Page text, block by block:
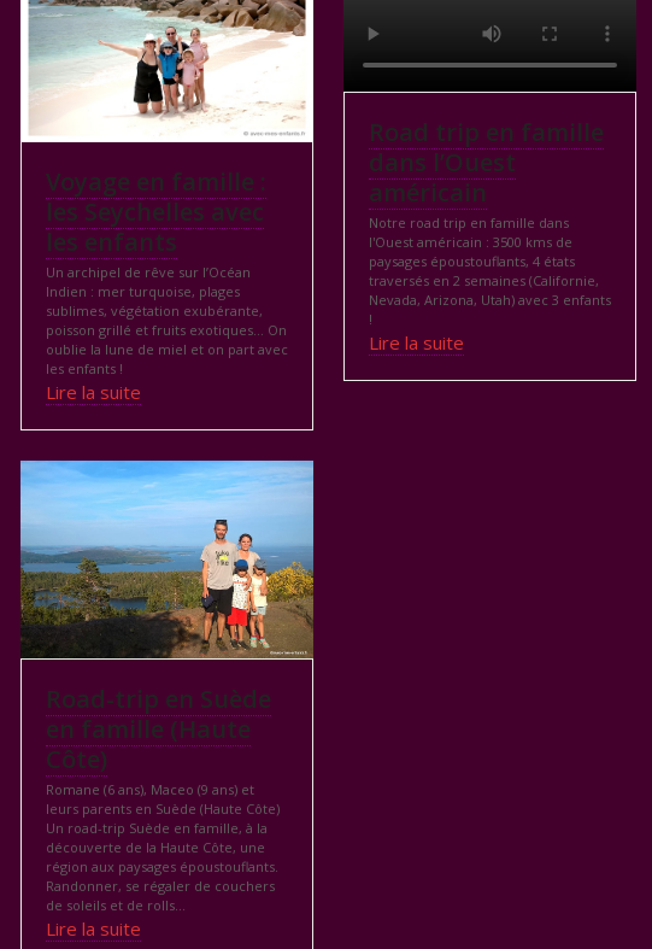
Voyage en famille :
les Seychelles avec
les enfants
Un archipel de rêve sur l’Océan
Indien : mer turquoise, plages
sublimes, végétation exubérante,
poisson grillé et fruits exotiques… On
oublie la lune de miel et on part avec
les enfants !
Lire la suite
Road trip en famille
dans l’Ouest
américain
Notre road trip en famille dans
l'Ouest américain : 3500 kms de
paysages époustouflants, 4 états
traversés en 2 semaines (Californie,
Nevada, Arizona, Utah) avec 3 enfants
!
Lire la suite
Road-trip en Suède
en famille (Haute
Côte)
Romane (6 ans), Maceo (9 ans) et
leurs parents en Suède (Haute Côte)
Un road-trip Suède en famille, à la
découverte de la Haute Côte, une
région aux paysages époustouflants.
Randonner, se régaler de couchers
de soleils et de rolls…
Lire la suite